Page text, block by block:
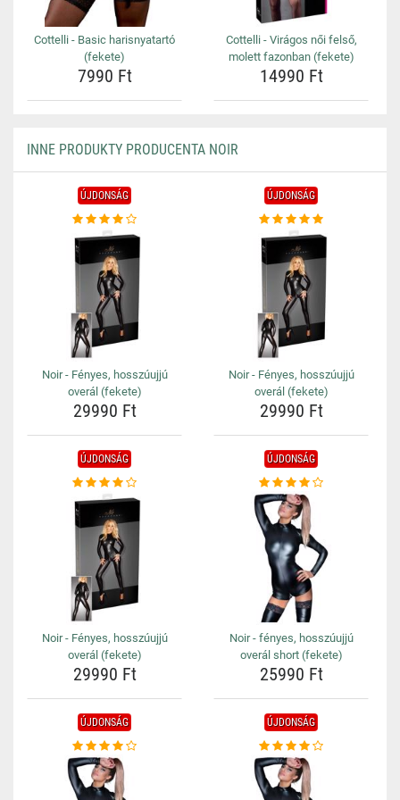
Cottelli - Basic harisnyatartó
(fekete)
7990 Ft
Cottelli - Virágos női felső,
molett fazonban (fekete)
14990 Ft
INNE PRODUKTY PRODUCENTA NOIR
ÚJDONSÁG
Noir - Fényes, hosszúujjú
overál (fekete)
29990 Ft
ÚJDONSÁG
Noir - Fényes, hosszúujjú
overál (fekete)
29990 Ft
ÚJDONSÁG
Noir - Fényes, hosszúujjú
overál (fekete)
29990 Ft
ÚJDONSÁG
Noir - fényes, hosszúujjú
overál short (fekete)
25990 Ft
ÚJDONSÁG ÚJDONSÁG